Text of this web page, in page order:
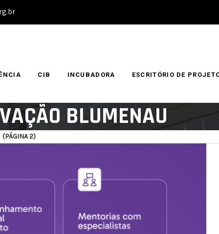
CIB INCUBADORA ESCRITÓRIO DE
BLUMENAU
(PÁGINA 2)